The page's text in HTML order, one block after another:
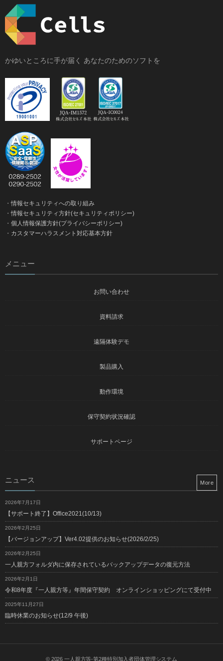
かゆいところに手が届く あなたのためのソフトを
・情報セキュリティへの取り組み
・情報セキュリティ方針(セキュリティポリシー)
・ 個人情報保護方針(プライバシーポリシー)
・ カスタマーハラスメント対応基本方針
メニュー
お問い合わせ
資料請求
遠隔体験デモ
製品購入
動作環境
保守契約状況確認
サポートページ
ニュース
2026年7月17日
【サポート終了】Office2021(10/13)
2026年2月25日
【バージョンアップ】Ver4.02提供のお知らせ(2026/2/25)
2026年2月25日
一人親方フォルダ内に保存されているバックアップデータの復元方法
2026年2月1日
令和8年度『一人親方等』年間保守契約 オンラインショッピングにて受付中
2025年11月27日
臨時休業のお知らせ(12/9 午後)
More
© 2026一人親方等-第2種特別加入者団体管理システム